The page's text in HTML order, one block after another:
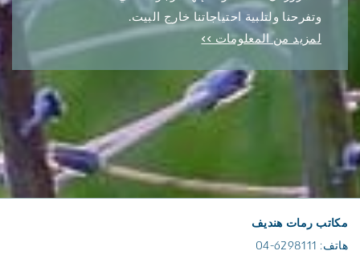
وتفرحنا ولتلبية احتياجاتنا خارج البيت.
لمزيد من المعلومات >>
مكاتب رمات هنديف
هاتف: 6298111-04